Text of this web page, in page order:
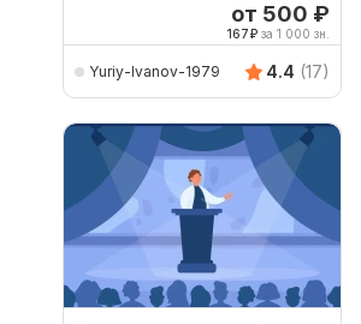
от 500 ₽
167₽ за 1 000 зн.
Yuriy-Ivanov-1979 4.4 (17)